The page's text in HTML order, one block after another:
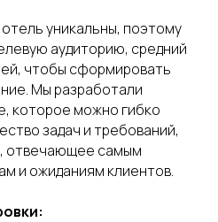
уникальны, поэтому
аудиторию, средний
чтобы сформировать
Мы разработали
которое можно гибко
задач и требований,
отвечающее самым
и ожиданиям клиентов.